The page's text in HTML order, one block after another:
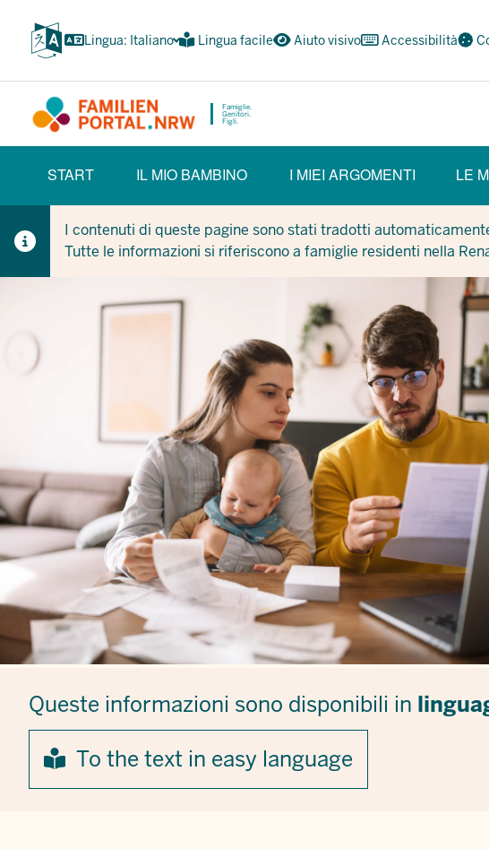
contenuto
Lingua: Italiano Lingua facile Aiuto visivo Accessibilità
Famiglie.
Genitori.
Figli.
(BÜRGERBEREICH)
START IL MIO BAMBINO I MIEI ARGOMENTI LE
I contenuti di queste pagine sono stati tradotti
Tutte le informazioni si riferiscono a famiglie residenti nella
Queste informazioni sono disponibili in
To the text in easy language